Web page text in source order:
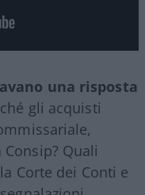
una risposta
gli acquisti
Quali
Corte dei Conti e